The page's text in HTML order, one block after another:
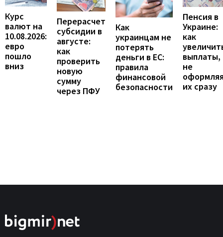
Курс
валют на
10.08.2026:
евро
пошло
вниз
Перерасчет
субсидии в
августе:
как
проверить
новую
сумму
через ПФУ
Как
украинцам не
потерять
деньги в ЕС:
правила
финансовой
безопасности
Пенсия в
Украине:
как
выплаты,
не
их сразу